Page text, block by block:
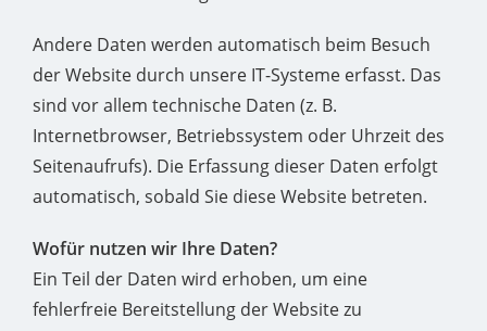
Andere Daten werden automatisch beim Besuch
der Website durch unsere IT-Systeme erfasst. Das
sind vor allem technische Daten (z. B.
Internetbrowser, Betriebssystem oder Uhrzeit des
Seitenaufrufs). Die Erfassung dieser Daten erfolgt
automatisch, sobald Sie diese Website betreten.
Wofür nutzen wir Ihre Daten?
Ein Teil der Daten wird erhoben, um eine
fehlerfreie Bereitstellung der Website zu